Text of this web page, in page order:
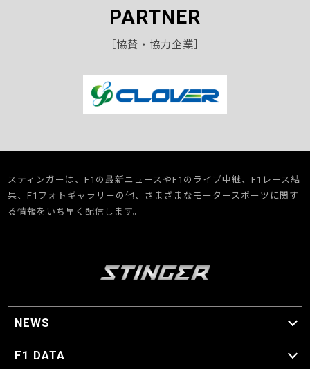
PARTNER
［協賛・協力企業］
スティンガーは、F1の最新ニュースやF1のライブ中継、F1レース結
果、F1フォトギャラリーの他、さまざまなモータースポーツに関す
る情報をいち早く配信します。
NEWS
F1 ニュース
F1 DATA